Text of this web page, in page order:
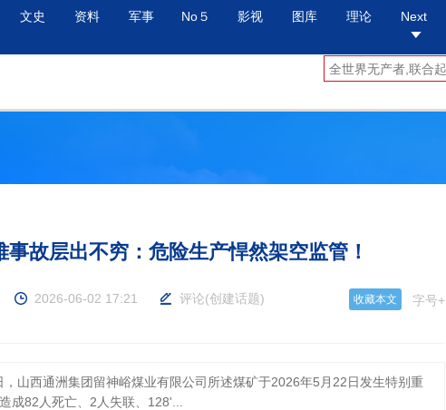
文史 资料 军事 No５ 影视 图库 理论 Next
故层出不穷：危险生产悍然架空监管！
字号+
2026-06-02 17:21 评论(创建话题) 收藏本文
山西通洲集团留神峪煤业有限公司所述煤矿于2026年5月22日发生特别重
成82人死亡、2人失联、128'...